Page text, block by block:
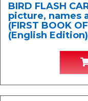
BIRD FLASH
picture, names
(FIRST BOOK
(English Edition)